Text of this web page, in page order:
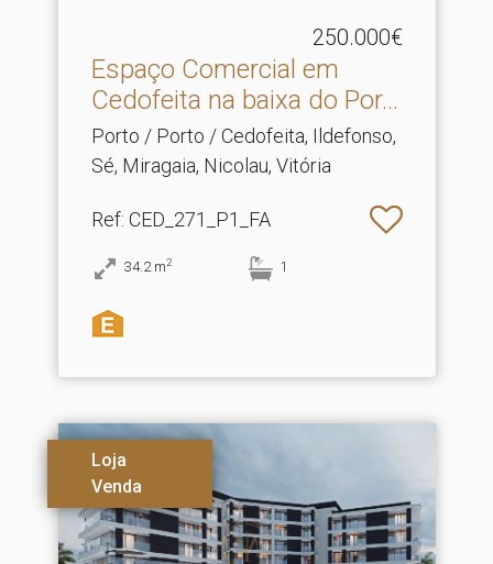
250.000€
Espaço Comercial em
Cedofeita na baixa do Por.​..
Porto / Porto / Cedofeita, Ildefonso,
Sé, Miragaia, Nicolau, Vitória
Ref: CED_271_P1_FA
34.2 m2 1
Loja
Venda